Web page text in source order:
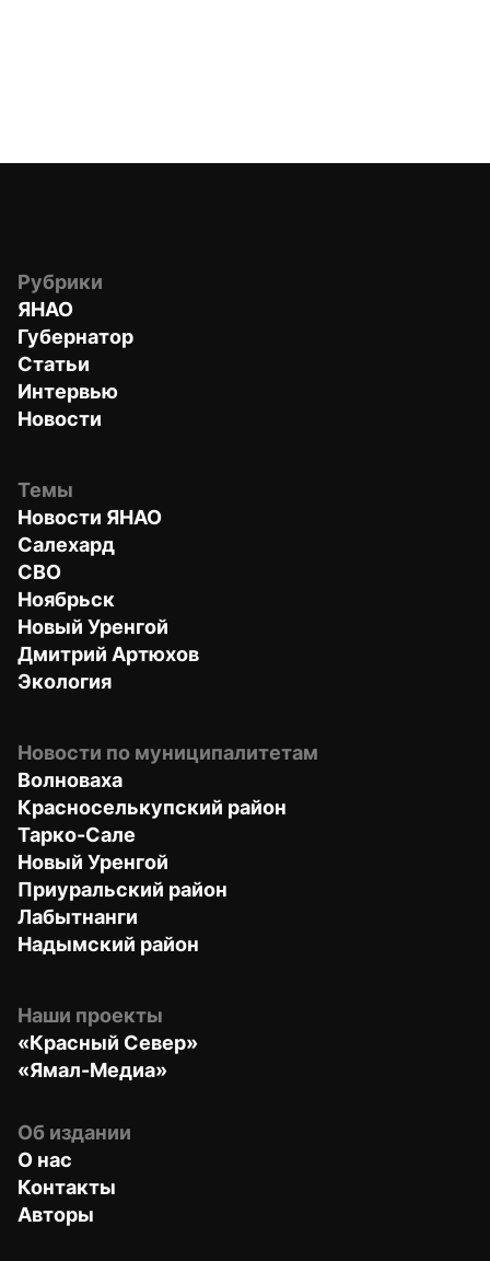
Рубрики
ЯНАО
Губернатор
Статьи
Интервью
Новости
Темы
Новости ЯНАО
Салехард
СВО
Ноябрьск
Новый Уренгой
Дмитрий Артюхов
Экология
Новости по муниципалитетам
Волноваха
Красноселькупский район
Тарко-Сале
Новый Уренгой
Приуральский район
Лабытнанги
Надымский район
Наши проекты
«Красный Север»
«Ямал-Медиа»
Об издании
О нас
Контакты
Авторы